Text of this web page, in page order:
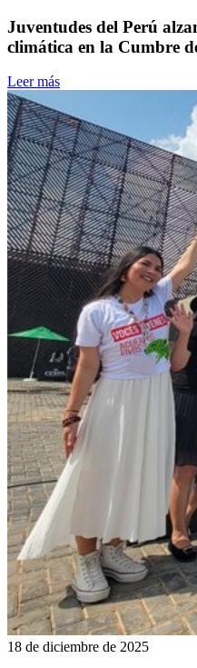
Juventudes del Perú
climática en la Cumbre
Leer más
18 de diciembre de 2025